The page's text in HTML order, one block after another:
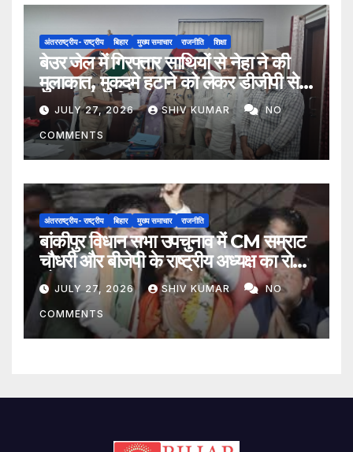
अंतरराष्ट्रीय- राष्ट्रीय बिहार मुख्य समाचार राजनीति शिक्षा
बेउर जेल में गिरफ्तार साथियों से नेहा ने की
मुलाकात, मुकदमे हटाने को लेकर डीजीपी से
मिला प्रतिनिधिमंडल
JULY 27, 2026 SHIV KUMAR NO
COMMENTS
अंतरराष्ट्रीय- राष्ट्रीय बिहार मुख्य समाचार राजनीति
बांकीपुर विधान सभा उपचुनाव में CM सम्राट
चौधरी और बीजेपी के राष्ट्रीय अध्यक्ष का रोड
शोJULY 27, 2026 SHIV KUMAR NO
COMMENTS